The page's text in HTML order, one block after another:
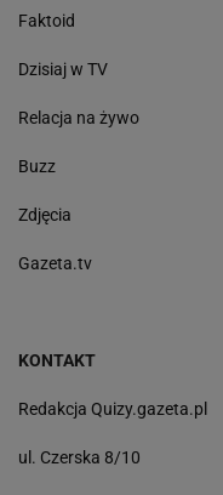
Faktoid
Dzisiaj w TV
Relacja na żywo
Buzz
Zdjęcia
Gazeta.tv
KONTAKT
Redakcja Quizy.gazeta.pl
ul. Czerska 8/10